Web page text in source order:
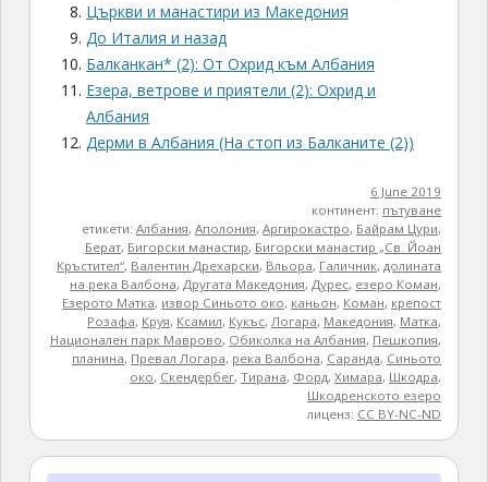
Църкви и манастири из Македония
До Италия и назад
Балканкан* (2): От Охрид към Албания
Езера, ветрове и приятели (2): Охрид и
Албания
Дерми в Албания (На стоп из Балканите (2))
6 June 2019
континент: пътуване
етикети:Албания,Аполония,Аргирокастро, Байрам Цури,
Берат, Бигорски манастир, Бигорски манастир „Св. Йоан
Кръстител“, Валентин Дрехарски, Вльора, Галичник,долината
на река Валбона,Другата Македония,Дурес, езеро Коман,
Езерото Матка, извор Синьото око, каньон, Коман, крепост
Розафа, Круя, Ксамил, Кукъс,Логара, Македония, Матка,
Национален парк Маврово, Обиколка на Албания, Пешкопия,
планина, Превал Логара, река Валбона, Саранда, Синьото
око, Скендербег,Тирана, Форд,Химара, Шкодра,
Шкодренското езеро
лиценз: CC BY-NC-ND